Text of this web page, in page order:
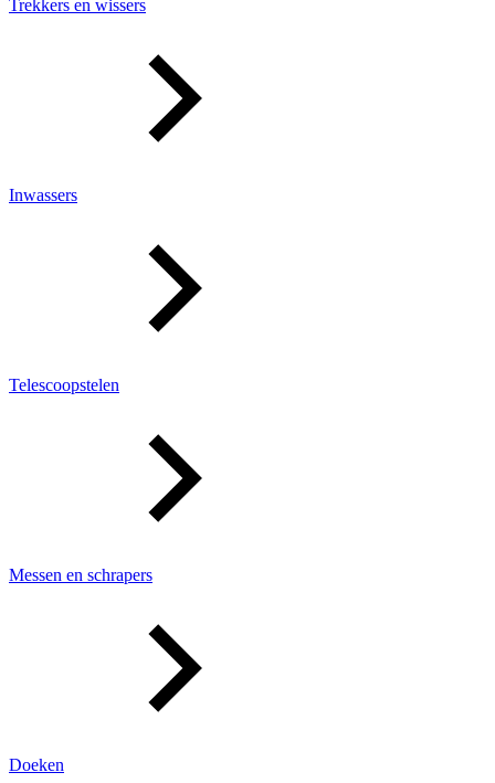
Trekkers en wissers
Inwassers
Telescoopstelen
Messen en schrapers
Doeken